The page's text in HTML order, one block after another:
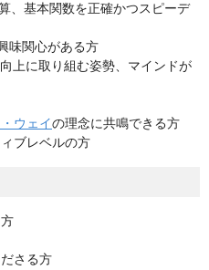
、基本関数を正確かつスピーデ
味関心がある方
上に取り組む姿勢、マインドが
ウェイの理念に共鳴できる方
ブレベルの方
さる方